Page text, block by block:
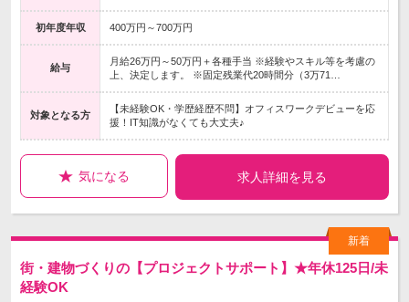
初年度年収 400万円～700万円
給与
月給26万円～50万円＋各種手当 ※経験やスキル等を考慮の
上、決定します。 ※固定残業代20時間分（3万71…
対象となる方
【未経験OK・学歴経歴不問】オフィスワークデビューを応
援！IT知識がなくても大丈夫♪
気になる 求人詳細を見る
街・建物づくりの【プロジェクトサポート】★年休125日/未
経験OK